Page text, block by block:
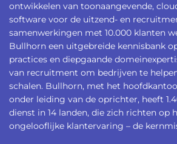
ontwikkelen van toonaangevende,
software voor de uitzend- en
samenwerkingen met 10.000 klanten
Bullhorn een uitgebreide kennisbank
practices en diepgaande
van recruitment om bedrijven te
schalen. Bullhorn, met het
onder leiding van de oprichter, heeft
dienst in 14 landen, die zich richten op
ongelooflijke klantervaring – de